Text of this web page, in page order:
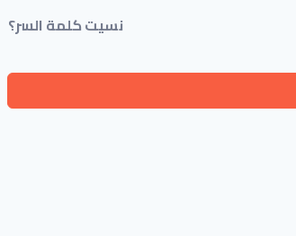
نسيت كلمة السر؟